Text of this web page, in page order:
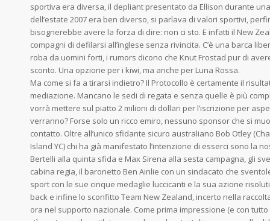
sportiva era diversa, il depliant presentato da Ellison durante
dell’estate 2007 era ben diverso, si parlava di valori sportivi,
bisognerebbe avere la forza di dire: non ci sto. E infatti il New
compagni di defilarsi all’inglese senza rivincita. C’è una barca
roba da uomini forti, i rumors dicono che Knut Frostad pur di
sconto. Una opzione per i kiwi, ma anche per Luna Rossa.
Ma come si fa a tirarsi indietro? Il Protocollo è certamente il
mediazione. Mancano le sedi di regata e senza quelle è più
vorrà mettere sul piatto 2 milioni di dollari per l’iscrizione per
verranno? Forse solo un ricco emiro, nessuno sponsor che si
contatto. Oltre all’unico sfidante sicuro australiano Bob Otley
Island YC) chi ha già manifestato l’intenzione di esserci sono la
Bertelli alla quinta sfida e Max Sirena alla sesta campagna, gli
cabina regia, il baronetto Ben Ainlie con un sindacato che
sport con le sue cinque medaglie luccicanti e la sua azione
back e infine lo sconfitto Team New Zealand, incerto nella
ora nel supporto nazionale. Come prima impressione (e con